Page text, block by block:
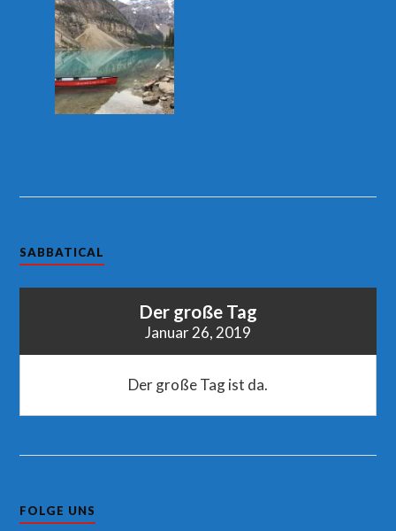
SABBATICAL
Der große Tag
Januar 26, 2019
Der große Tag ist da.
FOLGE UNS